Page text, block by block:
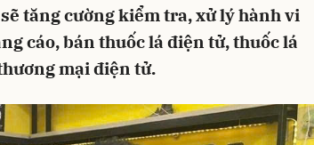
tăng cường kiểm tra, xử lý hành vi
cáo, bán thuốc lá điện tử, thuốc lá
mại điện tử.